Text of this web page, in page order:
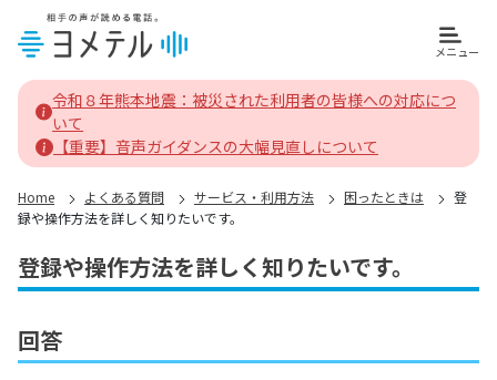
メニュー
令和８年熊本地震：被災された利用者の皆様への対応につ
いて
【重要】音声ガイダンスの大幅見直しについて
Home よくある質問 サービス・利用方法 困ったときは
登
録や操作方法を詳しく知りたいです。
登録や操作方法を詳しく知りたいです。
回答